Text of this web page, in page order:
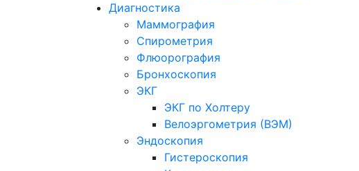
Диагностика
Маммография
Спирометрия
Флюорография
Бронхоскопия
ЭКГ
ЭКГ по Холтеру
Велоэргометрия (ВЭМ)
Эндоскопия
Гистероскопия